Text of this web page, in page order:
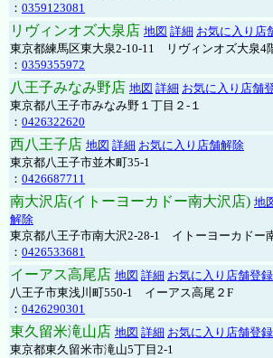
： 0359123081
リヴィンオズ大泉店 地図 詳細 お気に入り店
東京都練馬区東大泉2-10-11 リヴィンオズ大泉4
： 0359355972
八王子みなみ野店 地図 詳細 お気に入り店舗
東京都八王子市みなみ野１丁目２-１
： 0426322620
西八王子店 地図 詳細 お気に入り店舗解除
東京都八王子市並木町35-1
： 0426687711
南大沢店(イトーヨーカドー南大沢店) 地
解除
東京都八王子市南大沢2-28-1 イトーヨーカドー
： 0426533681
イーアス高尾店 地図 詳細 お気に入り店舗登録
八王子市東浅川町550-1 イーアス高尾２F
： 0426290301
東久留米滝山店 地図 詳細 お気に入り店舗登録
東京都東久留米市滝山5丁目2-1